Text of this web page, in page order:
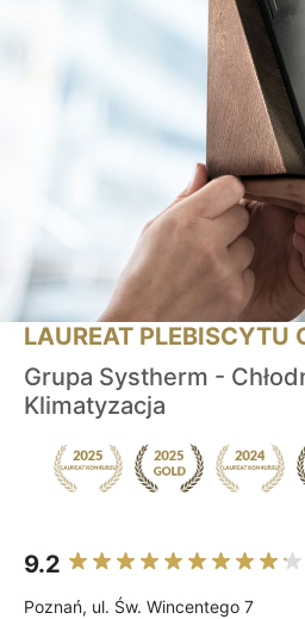
LAUREAT PLEBISCYTU
Grupa Systherm -
Klimatyzacja
9.2
Poznań, ul. Św. Wincentego 7